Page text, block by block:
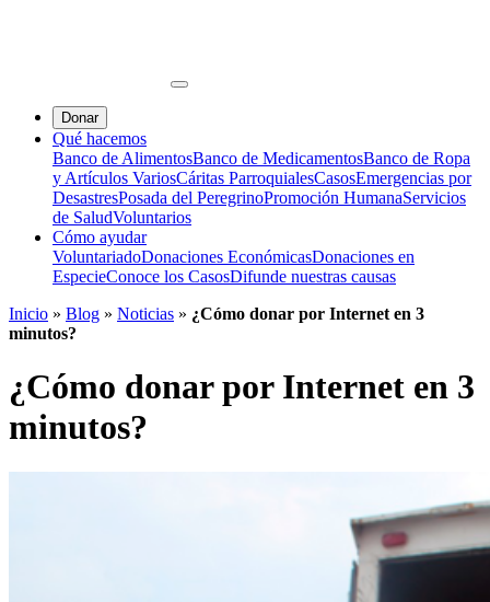
Donar
Qué hacemos
Banco de AlimentosBanco de MedicamentosBanco de Ropa
y Artículos VariosCáritas ParroquialesCasosEmergencias por
DesastresPosada del PeregrinoPromoción HumanaServicios
de SaludVoluntarios
Cómo ayudar
VoluntariadoDonaciones EconómicasDonaciones en
EspecieConoce los CasosDifunde nuestras causas
Inicio » Blog » Noticias » ¿Cómo donar por Internet en 3
minutos?
¿Cómo donar por Internet en 3
minutos?